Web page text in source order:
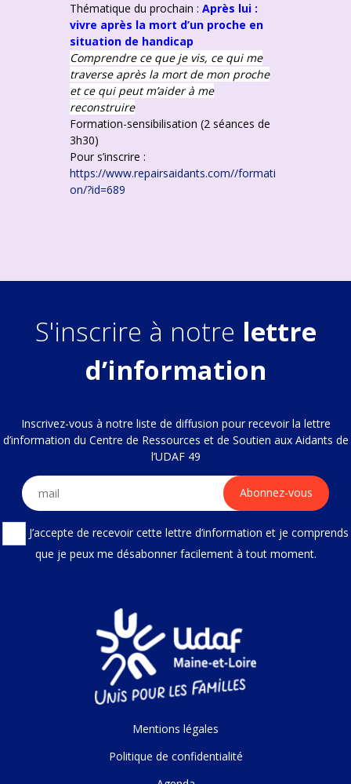
Thématique du prochain : Après lui :
vivre après la mort d’un proche en
situation de handicap
Comprendre ce que je vis, ce qui me
traverse après la mort de mon proche
et ce qui peut m’aider à me
reconstruire
Formation-sensibilisation (2 séances de
3h30)
Pour s’inscrire :
https://www.repairsaidants.com//formati
on/?id=689
S'inscrire à notre lettre
d’information
Inscrivez-vous à notre liste de diffusion pour recevoir la lettre
d’information du Centre de Ressources et de Soutien aux Aidants de
l’UDAF 49
J’accepte de recevoir cette lettre d’information et je comprends
que je peux me désabonner facilement à tout moment.
Mentions légales
Politique de confidentialité